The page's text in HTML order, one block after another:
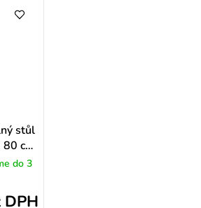
stůl
cm,
do 3
DPH